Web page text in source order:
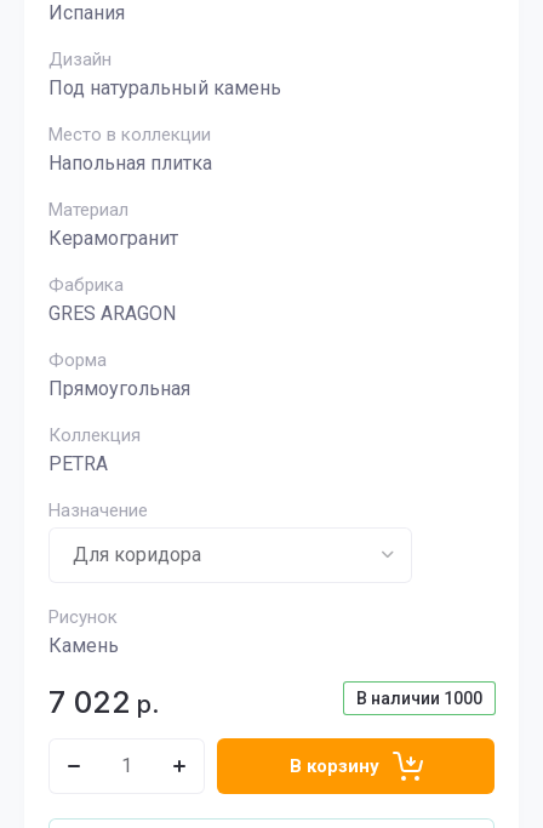
Испания
Дизайн
Под натуральный камень
Место в коллекции
Напольная плитка
Материал
Керамогранит
Фабрика
GRES ARAGON
Форма
Прямоугольная
Коллекция
PETRA
Назначение
Рисунок
Камень
В наличии 1000
7 022 р.
В корзину